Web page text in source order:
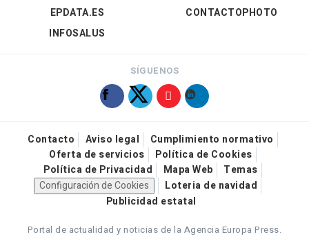
EPDATA.ES
INFOSALUS
CONTACTOPHOTO
SÍGUENOS
Contacto Aviso legal
Cumplimiento normativo
Oferta de servicios
Política de Cookies
Política de Privacidad
Mapa Web
Temas
Configuración de Cookies
Loteria de navidad
Publicidad estatal
Portal de actualidad y noticias de la Agencia Europa Press.